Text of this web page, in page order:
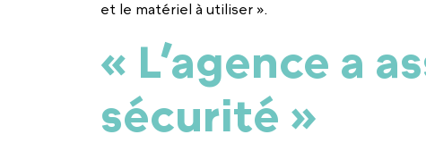
et le matériel à utiliser ».
« L’agence a
sécurité »